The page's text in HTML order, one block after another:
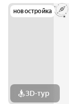
новостройка
3D-тур